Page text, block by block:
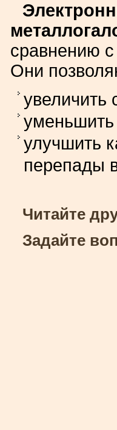
сравнению
Они
увеличить
уменьшить
улучшить
перепады
Читайте
Задайте